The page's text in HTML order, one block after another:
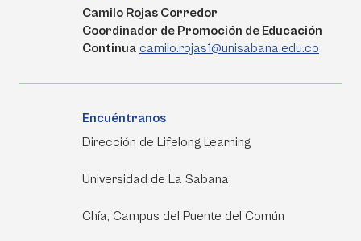
Camilo Rojas Corredor
Coordinador de Promoción de Educación
Continua camilo.rojas1@unisabana.edu.co
Encuéntranos
Dirección de Lifelong Learning
Universidad de La Sabana
Chía, Campus del Puente del Común